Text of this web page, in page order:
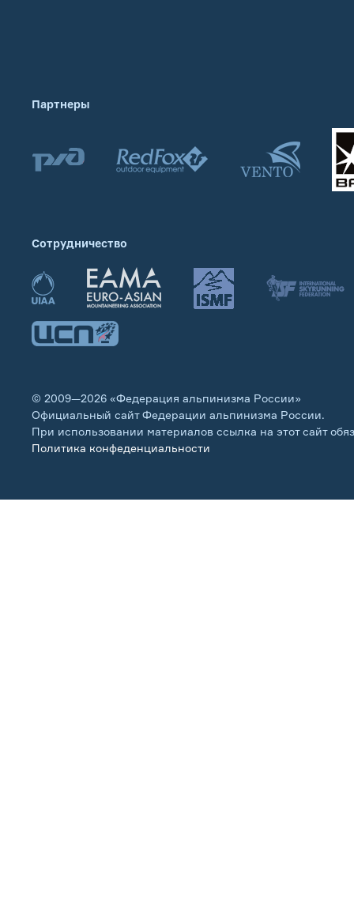
Партнеры
Сотрудничество
© 2009—2026 «Федерация альпинизма России»
Официальный сайт Федерации альпинизма России.
При использовании материалов ссылка на этот сайт
Политика конфеденциальности